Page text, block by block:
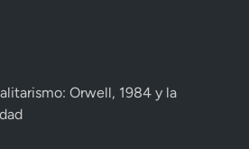
Orwell, 1984 y la